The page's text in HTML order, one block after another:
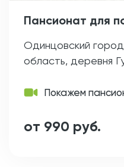
Пансионат для
Одинцовский
область, деревня
Покажем
от 990 руб.